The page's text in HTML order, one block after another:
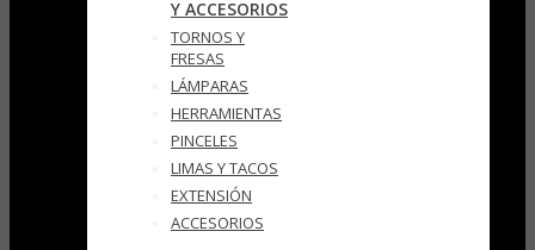
Y ACCESORIOS
TORNOS Y
FRESAS
LÁMPARAS
HERRAMIENTAS
PINCELES
LIMAS Y TACOS
EXTENSIÓN
ACCESORIOS